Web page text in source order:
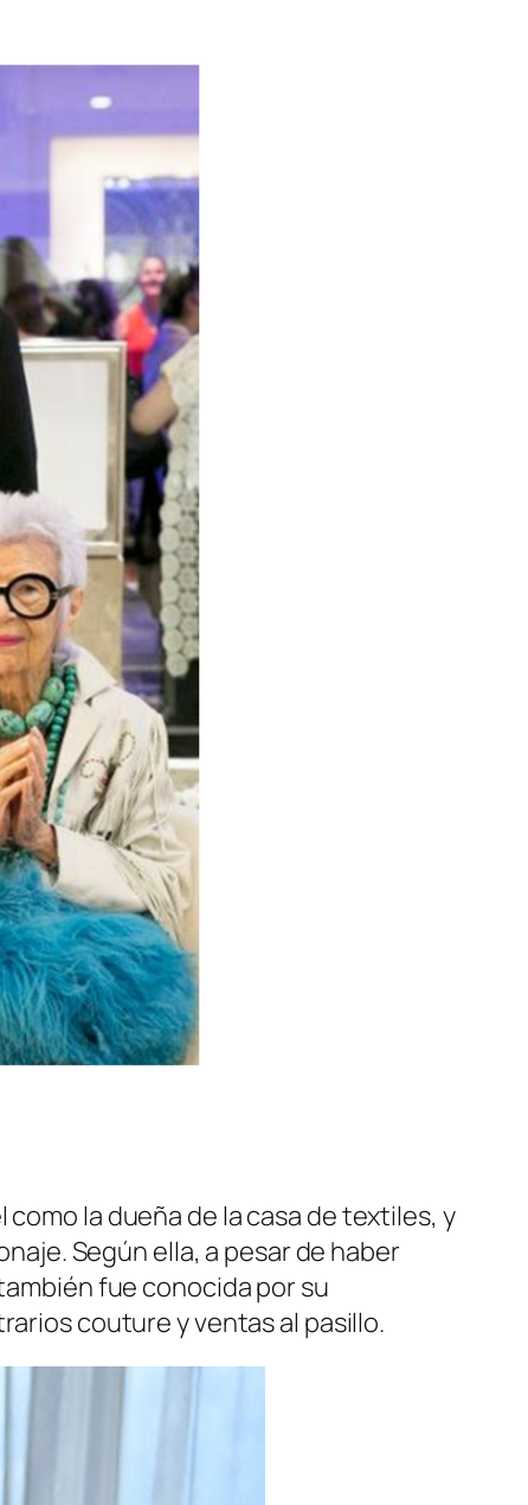
la dueña de la casa de textiles, y
Según ella, a pesar de haber
fue conocida por su
couturey ventas al pasillo.